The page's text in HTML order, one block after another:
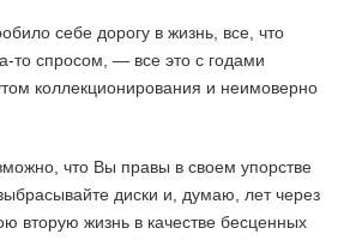
себе дорогу в жизнь, все, что
то спросом, — все это с годами
коллекционирования и неимоверно
что Вы правы в своем упорстве
диски и, думаю, лет через
вторую жизнь в качестве бесценных